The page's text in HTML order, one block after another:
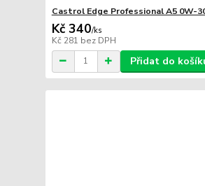
Castrol Edge Professional A5 0W-
Kč 340/ks
Kč 281 bez DPH
Přidat do